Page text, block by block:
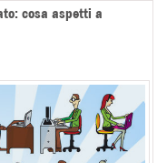
cosa aspetti a